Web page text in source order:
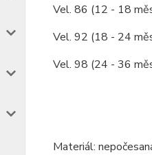
Vel. 86 (12 - 18
Vel. 92 (18 - 24
Vel. 98 (24 - 36
Materiál: